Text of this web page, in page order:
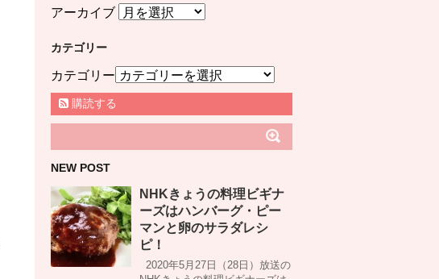
アーカイブ
カテゴリー
カテゴリー
購読する
NEW POST
NHKきょうの料理ビギナ
ーズはハンバーグ・ピー
マンと卵のサラダレシ
ピ！
2020年5月27日（28日）放送の